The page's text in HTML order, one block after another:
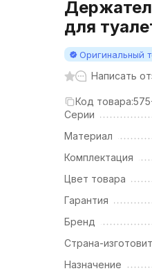
для
Оригинальный
Написать
Код товара:
Серии
Материал
Комплектация
Цвет товара
Гарантия
Бренд
Страна-
Назначение